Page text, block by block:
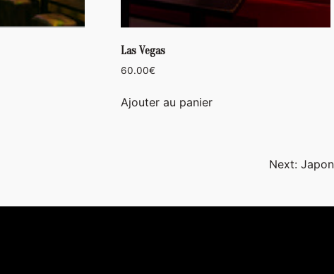
Las Vegas
60.00€
Ajouter au panier
Next: Japon